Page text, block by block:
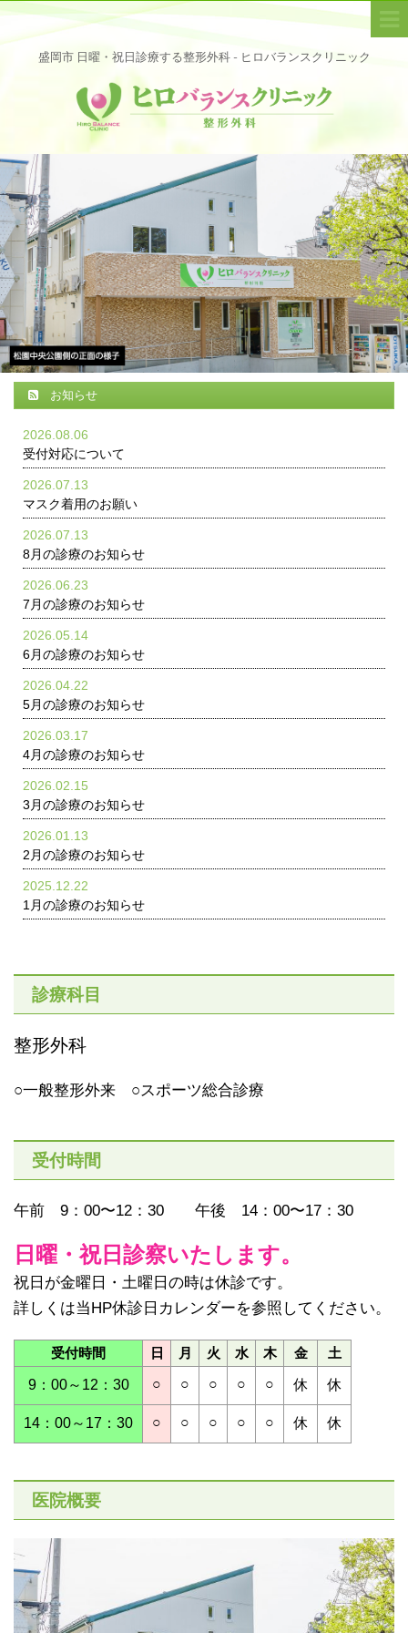
盛岡市 日曜・祝日診療する整形外科 - ヒロバランスクリニック
お知らせ
2026.08.06
受付対応について
2026.07.13
マスク着用のお願い
2026.07.13
8月の診療のお知らせ
2026.06.23
7月の診療のお知らせ
2026.05.14
6月の診療のお知らせ
2026.04.22
5月の診療のお知らせ
2026.03.17
4月の診療のお知らせ
2026.02.15
3月の診療のお知らせ
2026.01.13
2月の診療のお知らせ
2025.12.22
1月の診療のお知らせ
診療科目
整形外科
○一般整形外来 ○スポーツ総合診療
受付時間
午前 9：00〜12：30 午後 14：00〜17：30
日曜・祝日診察いたします。
祝日が金曜日・土曜日の時は休診です。
詳しくは当HP休診日カレンダーを参照してください。
受付時間 日 月 火 水 木 金 土
9：00～12：30 ○ ○ ○ ○ ○ 休 休
14：00～17：30 ○ ○ ○ ○ ○ 休 休
医院概要